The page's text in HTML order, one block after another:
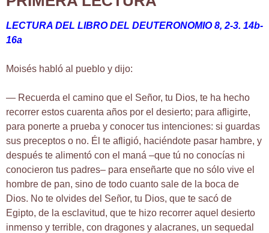
LECTURA DEL LIBRO DEL DEUTERONOMIO 8, 2-3. 14b-
16a
Moisés habló al pueblo y dijo:
— Recuerda el camino que el Señor, tu Dios, te ha hecho
recorrer estos cuarenta años por el desierto; para afligirte,
para ponerte a prueba y conocer tus intenciones: si guardas
sus preceptos o no. Él te afligió, haciéndote pasar hambre, y
después te alimentó con el maná –que tú no conocías ni
conocieron tus padres– para enseñarte que no sólo vive el
hombre de pan, sino de todo cuanto sale de la boca de
Dios. No te olvides del Señor, tu Dios, que te sacó de
Egipto, de la esclavitud, que te hizo recorrer aquel desierto
inmenso y terrible, con dragones y alacranes, un sequedal